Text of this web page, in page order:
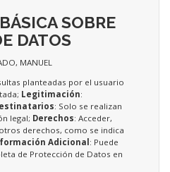
SOBRE
DATOS
MANUEL
planteadas por el usuario
Legitimación:
: Solo se realizan
legal; Derechos: Acceder,
derechos, como se indica
Adicional : Puede
de Protección de Datos en